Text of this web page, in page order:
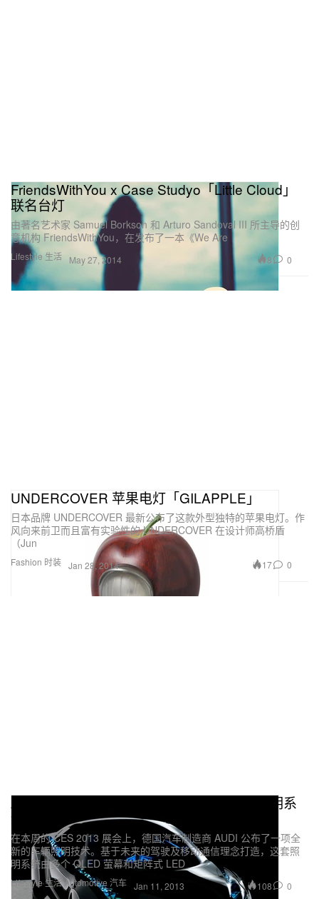
Lifestyle 生活
FriendsWithYou x Case Studyo「Little Cloud」
联名台灯
由著名艺术家 Samuel Borkson 和 Arturo Sandoval III 所主导的创
意机构 FriendsWithYou，在发布了一本《We Are
May 27, 2014 8 0
Fashion 时装
UNDERCOVER 苹果电灯「GILAPPLE」
日本品牌 UNDERCOVER 最新公布了这款外型独特的苹果电灯。作
风向来前卫而且富有实验性的 UNDERCOVER 在设计师高桥盾
（Jun
Jan 28, 2014 17 0
Lifestyle 生活Automotive 汽车
AUDI 于 CES 2013 发布全新概念 OLED 照明系
统
在本周的 CES 2013 展会上，德国汽车制造商 AUDI 公布了一项全
新的车辆照明技术。基于未来的驾驶及移动通信理念打造，这套照
明系统由多个 OLED 萤幕和矩阵式 LED
Jan 11, 2013 108 0